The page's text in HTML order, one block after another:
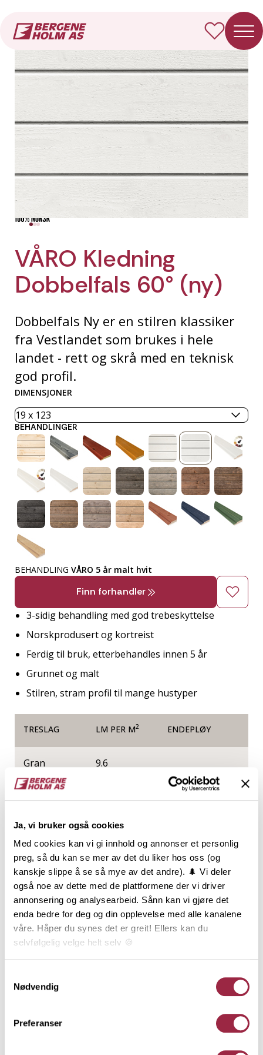
Ja, vi bruker også cookies
Med cookies kan vi gi innhold og annonser et personlig
preg, så du kan se mer av det du liker hos oss (og
kanskje slippe å se så mye av det andre). 🌲 Vi deler
også noe av dette med de plattformene der vi driver
annonsering og analysearbeid. Sånn kan vi gjøre det
enda bedre for deg og din opplevelse med alle kanalene
våre. Håper du synes det er greit! Ellers kan du
selvfølgelig velge helt selv 🍪
Nødvendig
Preferanser
VÅRO Kledning Dobbelfals 60° (ny)
VÅRO Kledning
Dobbelfals 60° (ny)
Dobbelfals Ny er en stilren klassiker
fra Vestlandet som brukes i hele
landet - rett og skrå med en teknisk
god profil.
DIMENSJONER
BEHANDLINGER
BEHANDLING VÅRO 5 år malt hvit
Finn forhandler
3-sidig behandling med god trebeskyttelse
Norskprodusert og kortreist
Ferdig til bruk, etterbehandles innen 5 år
Grunnet og malt
Stilren, stram profil til mange hustyper
TRESLAG LM PER M2 ENDEPLØY
Gran 9.6
50502934
Produktinformasjon
Dobbelfals Ny, ofte også kalt Dobbelfals 60 grader,
har sitt utspring fra Vestlandet, men benyttes i dag
over hele landet. Dobbelfals Ny har en stilren og
teknisk god profil som passer til mange typer hus.
både stående og liggende, men er mest brukt
liggende. I impregnert fås profilen i 19x148 mm.